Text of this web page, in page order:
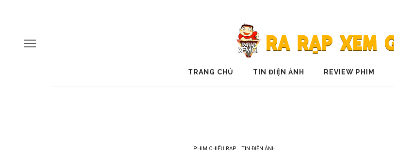
TRANG CHỦ TIN ĐIỆN ẢNH REVIEW PHIM
PHIM CHIẾU RẠP TIN ĐIỆN ẢNH